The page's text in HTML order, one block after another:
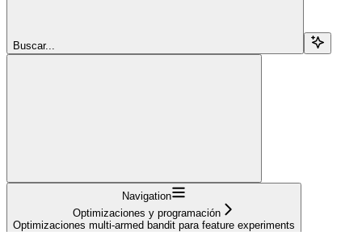
Buscar...
Navigation
Optimizaciones y programación
Optimizaciones multi-armed bandit para feature experiments